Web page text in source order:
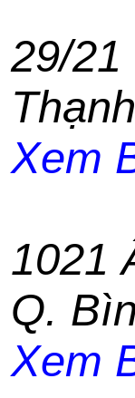
29/21
Thạnh
Xem
1021
Q.
Xem